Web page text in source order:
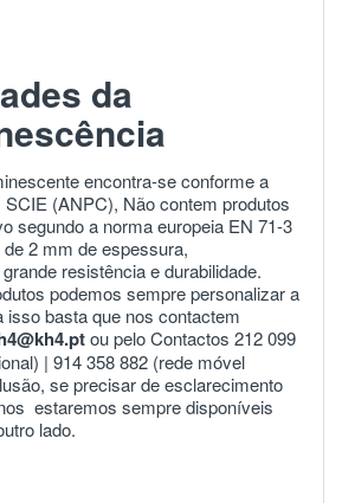
da
encontra-se conforme a
SCIE (ANPC), Não contem produtos
segundo a norma europeia EN 71-3
2 mm de espessura,
resistência e durabilidade.
podemos sempre personalizar a
isso basta que nos contactem
ou pelo Contactos 212 099
| 914 358 882 (rede móvel
se precisar de esclarecimento
estaremos sempre disponíveis
lado.